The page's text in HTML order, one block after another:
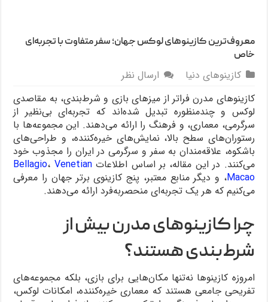
معروف‌ترین کازینوهای لوکس جهان؛ سفر متفاوت با تجربه‌ای
خاص
کازینوهای دنیا
ارسال نظر
کازینوهای مدرن فراتر از میزهای بازی و شرط‌بندی، به مقاصدی
لوکس و چندمنظوره تبدیل شده‌اند که تجربه‌ای بی‌نظیر از
سرگرمی، معماری، و فرهنگ را ارائه می‌دهند. این مجموعه‌ها با
رستوران‌های سطح بالا، نمایش‌های خیره‌کننده، و طراحی‌های
باشکوه، علاقه‌مندان به سفر و سرگرمی در ایران را مجذوب خود
می‌کنند. در این مقاله، بر اساس اطلاعات
Bellagio، Venetian
Macao، و دیگر منابع معتبر، پنج کازینوی برتر جهان را معرفی
می‌کنیم که هر یک تجربه‌ای منحصربه‌فرد ارائه می‌دهند.
چرا کازینوهای مدرن بیش از
شرط‌بندی هستند؟
امروزه کازینوها نه‌تنها مکان‌هایی برای بازی، بلکه مجموعه‌های
تفریحی جامعی هستند که معماری خیره‌کننده، امکانات لوکس،